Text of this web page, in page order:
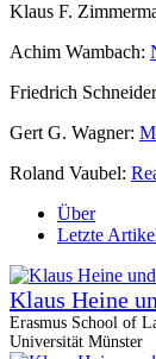
Klaus F.
Achim Wambach:
Friedrich
Gert G. Wagner:
Roland Vaubel:
Über
Letzte
Klaus Heine
Erasmus School of
Universität Münster